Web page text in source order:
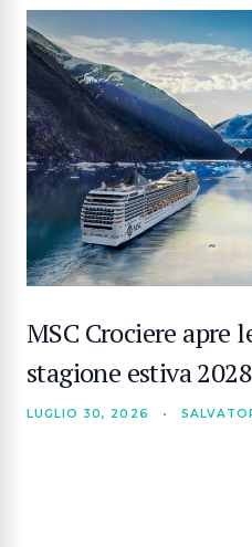
MSC Crociere apre
stagione estiva
LUGLIO 30, 2026 •